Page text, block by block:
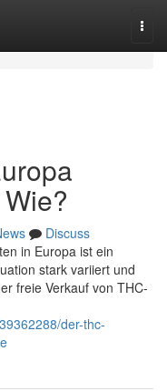
Discuss
in Europa ist ein
stark variiert und
freie Verkauf von THC-
der-thc-